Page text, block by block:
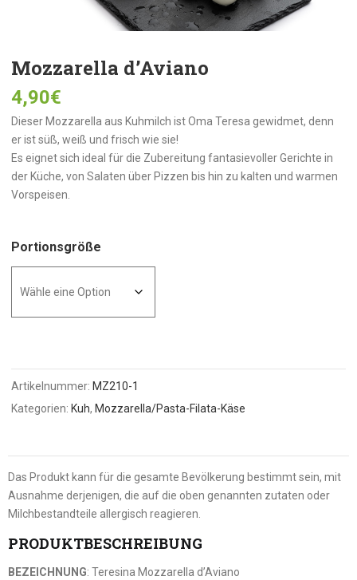
Mozzarella d’Aviano
4,90€
Dieser Mozzarella aus Kuhmilch ist Oma Teresa gewidmet, denn
er ist süß, weiß und frisch wie sie!
Es eignet sich ideal für die Zubereitung fantasievoller Gerichte in
der Küche, von Salaten über Pizzen bis hin zu kalten und warmen
Vorspeisen.
Portionsgröße
Artikelnummer: MZ210-1
Kategorien: Kuh, Mozzarella/Pasta-Filata-Käse
Das Produkt kann für die gesamte Bevölkerung bestimmt sein, mit
Ausnahme derjenigen, die auf die oben genannten zutaten oder
Milchbestandteile allergisch reagieren.
PRODUKTBESCHREIBUNG
BEZEICHNUNG: Teresina Mozzarella d’Aviano